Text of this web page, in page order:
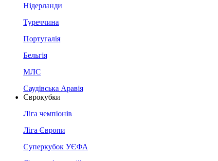
Нідерланди
Туреччина
Португалія
Бельгія
МЛС
Саудівська Аравія
Єврокубки
Ліга чемпіонів
Ліга Європи
Суперкубок УЄФА